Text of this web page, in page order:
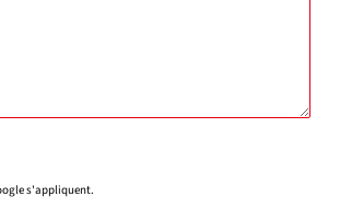
s'appliquent.